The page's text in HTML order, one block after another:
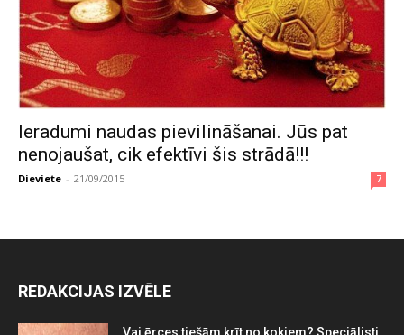
Ieradumi naudas pievilināšanai. Jūs pat
nenojaušat, cik efektīvi šis strādā!!!
Dieviete - 21/09/2015 7
REDAKCIJAS IZVĒLE